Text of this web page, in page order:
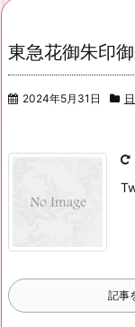
東急花御朱印
2024年5月31日
記事